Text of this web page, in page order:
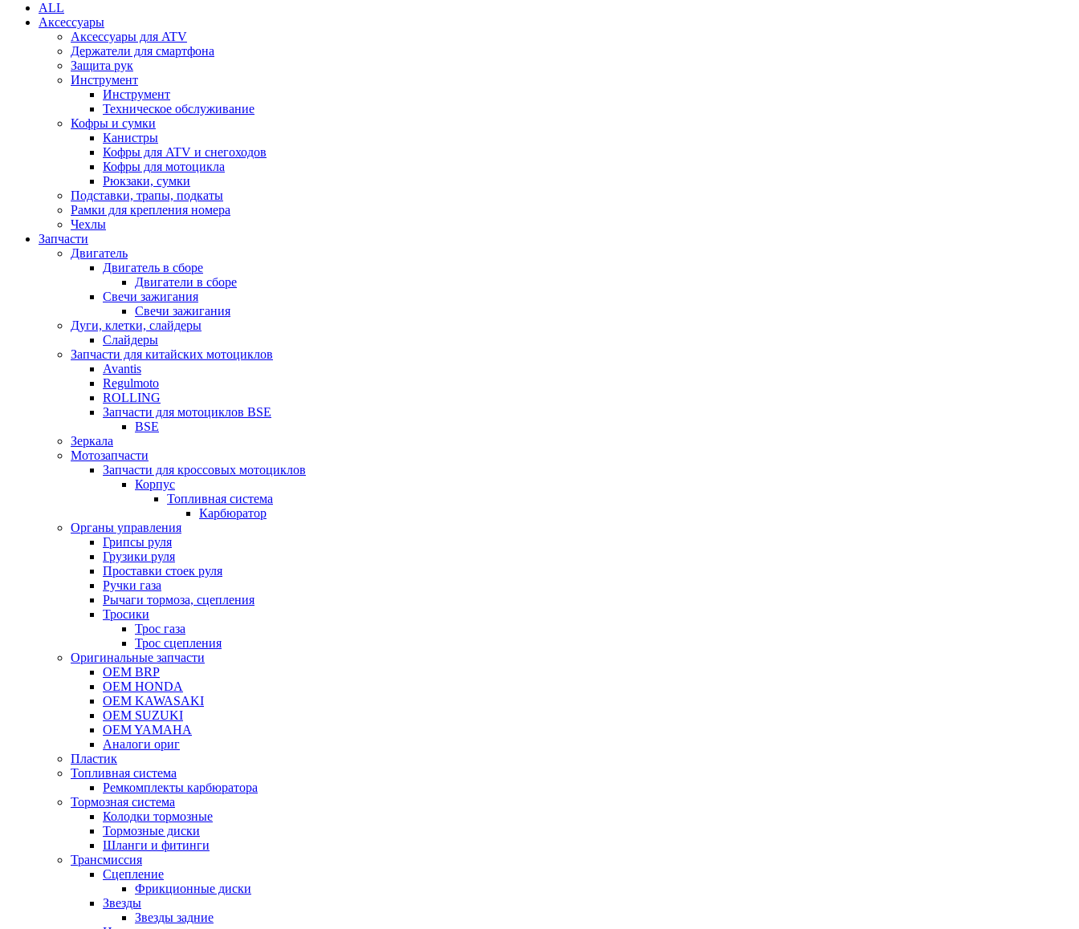
ALL
Аксессуары
Аксессуары для ATV
Держатели для смартфона
Защита рук
Инструмент
Инструмент
Техническое обслуживание
Кофры и сумки
Канистры
Кофры для ATV и снегоходов
Кофры для мотоцикла
Рюкзаки, сумки
Подставки, трапы, подкаты
Рамки для крепления номера
Чехлы
Запчасти
Двигатель
Двигатель в сборе
Двигатели в сборе
Свечи зажигания
Свечи зажигания
Дуги, клетки, слайдеры
Слайдеры
Запчасти для китайских мотоциклов
Avantis
Regulmoto
ROLLING
Запчасти для мотоциклов BSE
BSE
Зеркала
Мотозапчасти
Запчасти для кроссовых мотоциклов
Корпус
Топливная система
Карбюратор
Органы управления
Грипсы руля
Грузики руля
Проставки стоек руля
Ручки газа
Рычаги тормоза, сцепления
Тросики
Трос газа
Трос сцепления
Оригинальные запчасти
OEM BRP
OEM HONDA
OEM KAWASAKI
OEM SUZUKI
OEM YAMAHA
Аналоги ориг
Пластик
Топливная система
Ремкомплекты карбюратора
Тормозная система
Колодки тормозные
Тормозные диски
Шланги и фитинги
Трансмиссия
Cцепление
Фрикционные диски
Звезды
Звезды задние